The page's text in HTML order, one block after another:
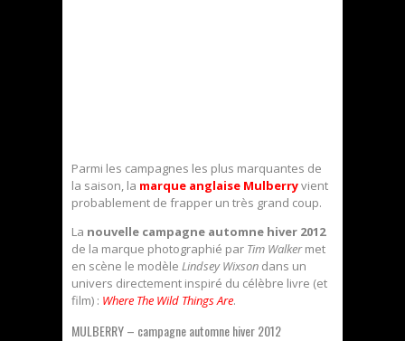
Parmi les campagnes les plus marquantes de
la saison, la marque anglaise Mulberryvient
probablement de frapper un très grand coup.
La nouvelle campagne automne hiver 2012
de la marque photographié par Tim Walkermet
en scène le modèle Lindsey Wixson dans un
univers directement inspiré du célèbre livre (et
film) : Where The Wild Things Are.
MULBERRY – campagne automne hiver 2012